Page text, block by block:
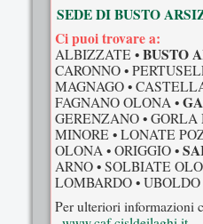
SEDE DI BUSTO
Ci puoi trovare a:
ALBIZZATE • BUSTO
CARONNO •
MAGNAGO •
FAGNANO OLONA •
GERENZANO • GORLA
MINORE • LONATE
OLONA • ORIGGIO •
ARNO • SOLBIATE
LOMBARDO • UBOLDO
Per ulteriori informazioni